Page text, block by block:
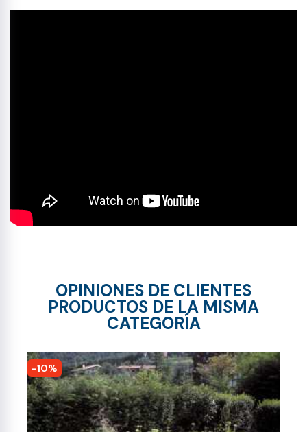
OPINIONES DE CLIENTES
PRODUCTOS DE LA MISMA
CATEGORÍA
-10%